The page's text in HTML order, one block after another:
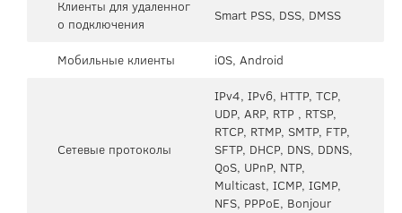
Клиенты для удаленног
о подключения
Smart PSS, DSS, DMSS
Мобильные клиенты iOS, Android
Сетевые протоколы
IPv4, IPv6, HTTP, TCP,
UDP, ARP, RTP , RTSP,
RTCP, RTMP, SMTP, FTP,
SFTP, DHCP, DNS, DDNS,
QoS, UPnP, NTP,
Multicast, ICMP, IGMP,
NFS, PPPoE, Bonjour